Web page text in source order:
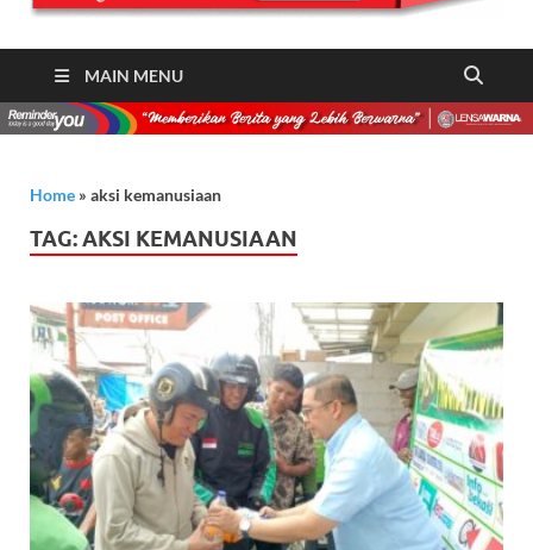
MAIN MENU
Home » aksi kemanusiaan
TAG:AKSI KEMANUSIAAN